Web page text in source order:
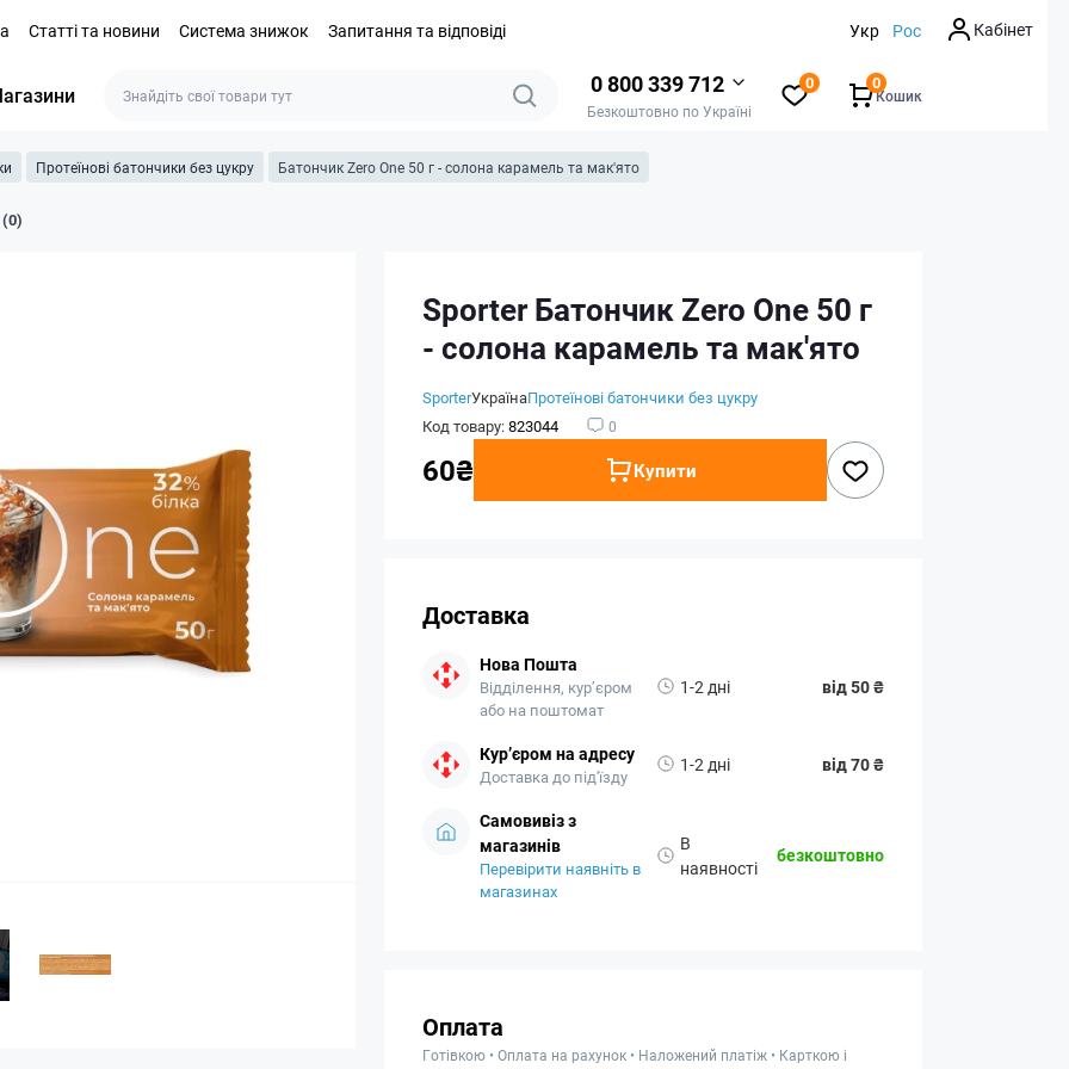
Статті та новини Система знижок Запитання та відповіді Укр Рос Кабінет
0 800 339 712
Безкоштовно по Україні
0
Кошик
0
Протеїнові батончики без цукру Батончик Zero One 50 г - солона карамель та мак'ято
(0)
Sporter Батончик Zero One 50 г
- солона карамель та мак'ято
SporterУкраїнаПротеїнові батончики без цукру
Код товару:823044 0
60₴ Купити
Доставка
Нова Пошта
Відділення, кур’єром
або на поштомат
1-2 дні від 50 ₴
Кур’єром на адресу
Доставка до під'їзду
1-2 дні від 70 ₴
Самовивіз з
магазинів
Перевірити наявніть в
магазинах
В
наявності
безкоштовно
Оплата
Готівкою • Оплата на рахунок • Наложений платіж • Карткою і